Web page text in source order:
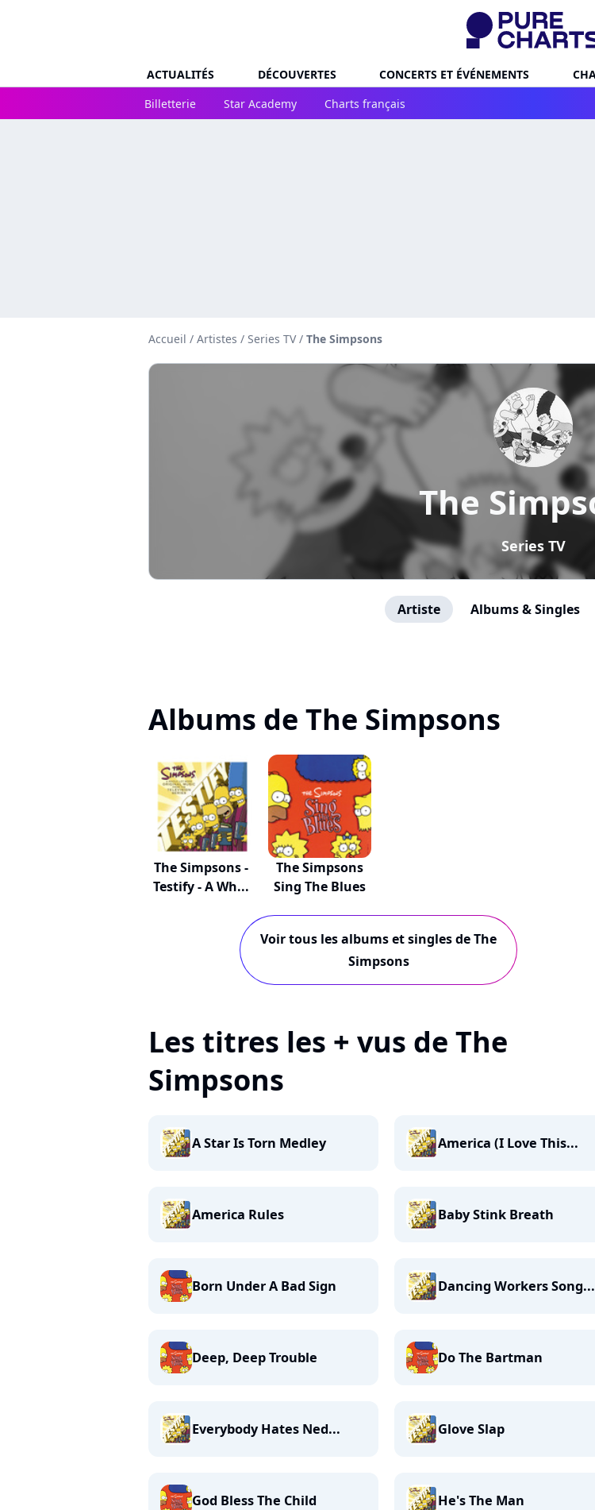
ACTUALITÉS DÉCOUVERTES CONCERTS ET ÉVÉNEMENTS
Billetterie
Star Academy Charts français
Accueil / Artistes / Series TV / The Simpsons
The
Series TV
Artiste Albums & Singles
Albums de The Simpsons
The Simpsons -
Testify - A Wh...
The Simpsons
Sing The Blues
Voir tous les albums et singles de The
Simpsons
Les titres les + vus de The
Simpsons
A Star Is Torn Medley America (I Love This...
America Rules Baby Stink Breath
Born Under A Bad Sign Dancing Workers Song...
Deep, Deep Trouble Do The Bartman
Everybody Hates Ned... Glove Slap
God Bless The Child He's The Man